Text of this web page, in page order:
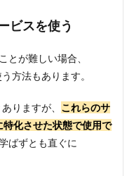
ビスを使う
とが難しい場合、
方法もあります。
りますが、 これらのサ
化させた状態で使用で
ばずとも直ぐに